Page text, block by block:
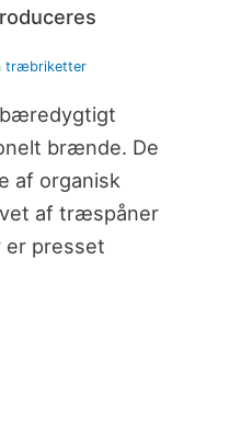
træbriketter
brænde. De
af organisk
af træspåner
er presset